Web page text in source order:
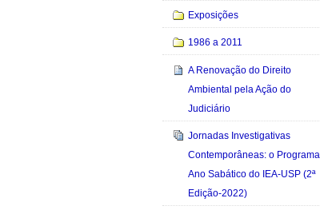
Exposições
1986 a 2011
A Renovação do Direito
Ambiental pela Ação do
Judiciário
Jornadas Investigativas
Contemporâneas: o Programa
Ano Sabático do IEA-USP (2ª
Edição-2022)